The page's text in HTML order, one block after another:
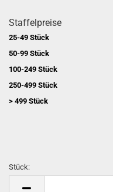
Staffelpreise
25-49 Stück
50-99 Stück
100-249 Stück
250-499 Stück
> 499 Stück
Stück: